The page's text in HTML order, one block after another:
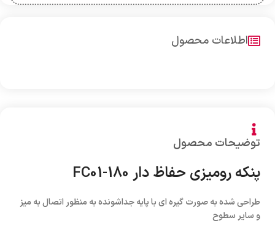
توضیحات محصول
پنکه رومیزی حفاظ دار FC01-180
طراحی شده به صورت گیره ای با پایه جداشونده به منظور اتصال به میز
و سایر سطوح
اطلاعات محصول